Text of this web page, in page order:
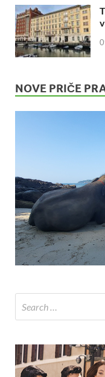
NOVE PRIČE